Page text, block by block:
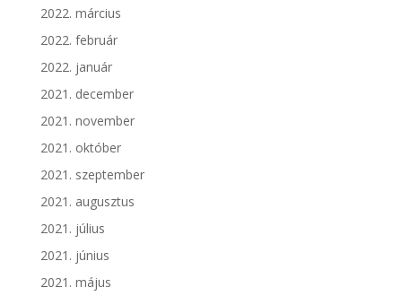
2022. március
2022. február
2022. január
2021. december
2021. november
2021. október
2021. szeptember
2021. augusztus
2021. július
2021. június
2021. május